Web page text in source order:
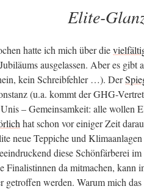
Elite-
hat­te ich mich über die
aus­ge­las­sen. Aber es
kein Schreib­feh­ler …). Der
(u.a. kommt der GHG-
– Gemein­sam­keit: alle wol­len
hat schon vor eini­ger Zeit
neue Tep­pi­che und
die­se Schön­fär­be­rei
Fina­lis­tin­nen da mit­ma­chen, kann
getrof­fen wer­den. War­um mich